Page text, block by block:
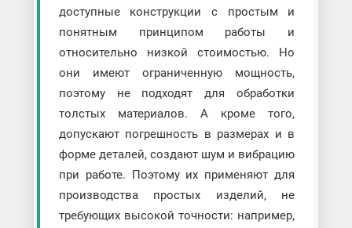
доступные конструкции с простым и
понятным принципом работы и
относительно низкой стоимостью. Но
они имеют ограниченную мощность,
поэтому не подходят для обработки
толстых материалов. А кроме того,
допускают погрешность в размерах и в
форме деталей, создают шум и вибрацию
при работе. Поэтому их применяют для
производства простых изделий, не
требующих высокой точности: например,